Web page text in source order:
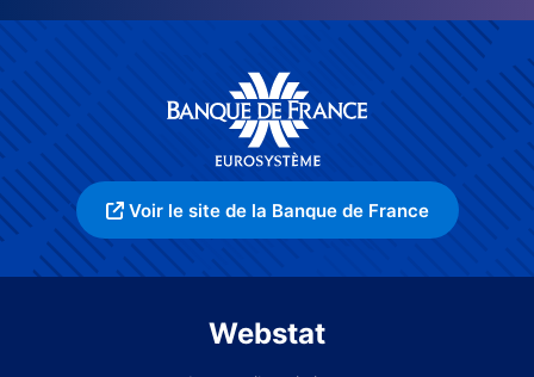
Voir le site de la Banque de France
Webstat